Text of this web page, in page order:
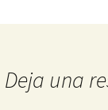
Deja una